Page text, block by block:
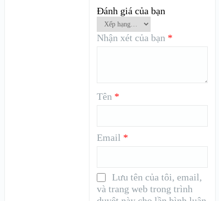
Đánh giá của bạn
Nhận xét của bạn *
Tên *
Email *
Lưu tên của tôi, email,
và trang web trong trình